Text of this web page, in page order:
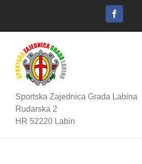
Facebook
Sportska Zajednica Grada Labina
Rudarska 2
HR 52220 Labin